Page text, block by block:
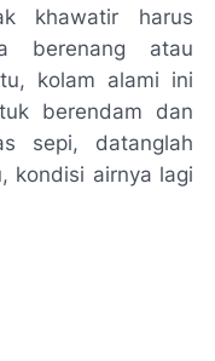
khawatir harus
berenang atau
kolam alami ini
berendam dan
sepi, datanglah
kondisi airnya lagi